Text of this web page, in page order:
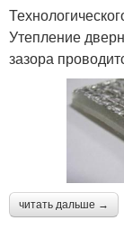
Утепление
зазора
читать дальше →